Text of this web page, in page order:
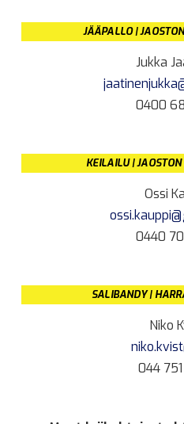
JÄÄPALLO |
Jukka
0400
KEILAILU |
Ossi
0440
SALIBANDY |
Niko
044